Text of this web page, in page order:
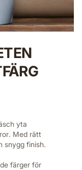
yta
Med rätt
snygg finish.
färger för